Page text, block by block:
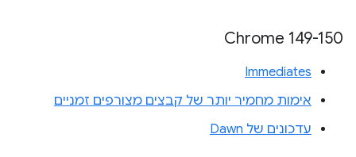
‫Chrome 149-150
Immediates
אימות מחמיר יותר של קבצים מצורפים זמניים
עדכונים של Dawn